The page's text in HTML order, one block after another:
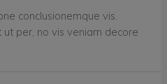
conclusionemque vis.
per, no vis veniam decore